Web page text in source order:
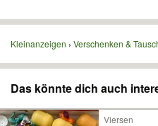
Kleinanzeigen Verschenken &
Das könnte dich auch
Viersen